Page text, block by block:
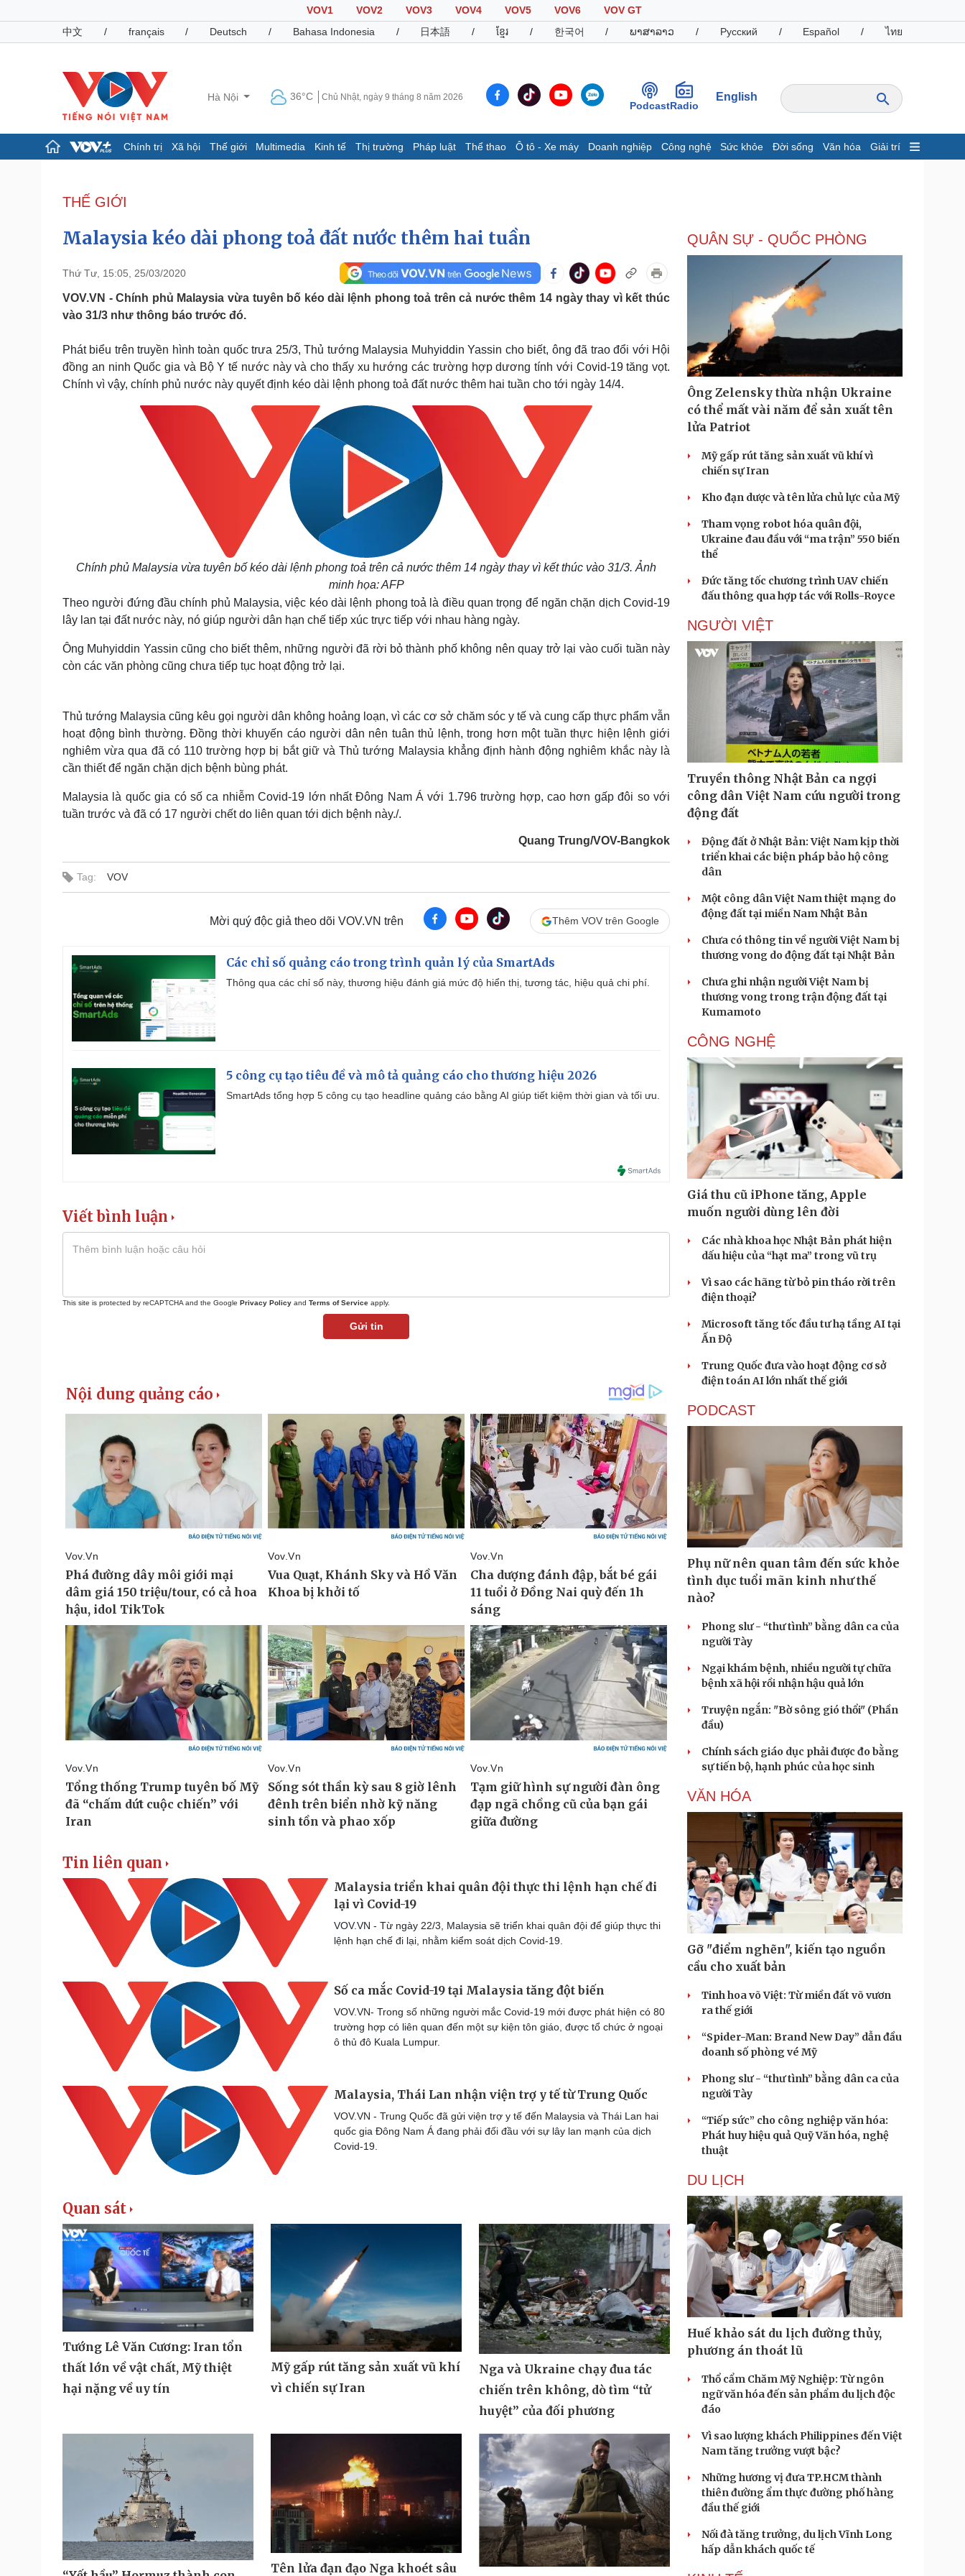
VOV1 VOV2 VOV3 VOV4 VOV5 VOV6
VOV GT
中文
/ français / Deutsch / Bahasa Indonesia / 日本語 / ខ្មែរ / 한국어 / ພາສາລາວ / Русский / Español / ไทย
Hà Nội 36°C Chủ Nhật, ngày 9 tháng 8 năm 2026
PodcastRadio
English
Chính trị Xã hội Thế giới Multimedia Kinh tế Thị trường Pháp luật Thể thao Ô tô - Xe máy Doanh nghiệp Công nghệ Sức khỏe Đời sống Văn hóa Giải trí
Đảng
Tổ chức nhân sự
Nhận diện sự thật
Dấu ấn VOV
E-Magazine
Infographic
Chứng khoán
Giá cà phê
Pháp luật
Vụ án
Tư vấn luật
Quân sự - Quốc phòng
Vũ khí
Phân tích
Thể thao
Thế giới thể thao
eSports
Hậu trường
Ô tô - Xe máy
Tư vấn
Doanh nghiệp
Thông tin doanh nghiệp
Doanh nhân
Vì cộng đồng
Công nghệ
Sành điệu
Chuyển đổi số
Dinh dưỡng - món ngon
Nhà đẹp
Blog
Tình yêu - Gia đình
Sân khấu - Điện ảnh
Âm nhạc
Di sản
Nghệ sĩ
Thời trang
Sao Việt
Podcast
Cửa sổ tình yêu
Kể chuyện cho bé
THẾ GIỚI
Malaysia kéo dài phong toả đất nước thêm hai tuần
Thứ Tư, 15:05, 25/03/2020
VOV.VN - Chính phủ Malaysia vừa tuyên bố kéo dài lệnh phong toả trên cả nước thêm 14 ngày thay vì kết thúc
vào 31/3 như thông báo trước đó.
Phát biểu trên truyền hình toàn quốc trưa 25/3, Thủ tướng Malaysia Muhyiddin Yassin cho biết, ông đã trao đổi với Hội
đồng an ninh Quốc gia và Bộ Y tế nước này và cho thấy xu hướng các trường hợp dương tính với Covid-19 tăng vọt.
Chính vì vậy, chính phủ nước này quyết định kéo dài lệnh phong toả đất nước thêm hai tuần cho tới ngày 14/4.
Chính phủ Malaysia vừa tuyên bố kéo dài lệnh phong toả trên cả nước thêm 14 ngày thay vì kết thúc vào 31/3. Ảnh
minh họa: AFP
Theo người đứng đầu chính phủ Malaysia, việc kéo dài lệnh phong toả là điều quan trọng để ngăn chặn dịch Covid-19
lây lan tại đất nước này, nó giúp người dân hạn chế tiếp xúc trực tiếp với nhau hàng ngày.
Ông Muhyiddin Yassin cũng cho biết thêm, những người đã rời bỏ thành phố không nên quay trở lại vào cuối tuần này
còn các văn phòng cũng chưa tiếp tục hoạt động trở lại.
Thủ tướng Malaysia cũng kêu gọi người dân không hoảng loạn, vì các cơ sở chăm sóc y tế và cung cấp thực phẩm vẫn
hoạt động bình thường. Đồng thời khuyến cáo người dân nên tuân thủ lệnh, trong hơn một tuần thực hiện lệnh giới
nghiêm vừa qua đã có 110 trường hợp bị bắt giữ và Thủ tướng Malaysia khẳng định hành động nghiêm khắc này là
cần thiết để ngăn chặn dịch bệnh bùng phát.
Malaysia là quốc gia có số ca nhiễm Covid-19 lớn nhất Đông Nam Á với 1.796 trường hợp, cao hơn gấp đôi so với
tuần trước và đã có 17 người chết do liên quan tới dịch bệnh này./.
Quang Trung/VOV-Bangkok
Tag: VOV
Mời quý độc giả theo dõi VOV.VN trên Thêm VOV trên Google
Các chỉ số quảng cáo trong trình quản lý của SmartAds
Thông qua các chỉ số này, thương hiệu đánh giá mức độ hiển thị, tương tác, hiệu quả chi phí.
5 công cụ tạo tiêu đề và mô tả quảng cáo cho thương hiệu 2026
SmartAds tổng hợp 5 công cụ tạo headline quảng cáo bằng AI giúp tiết kiệm thời gian và tối ưu.
Viết bình luận
This site is protected by reCAPTCHA and the Google Privacy Policy and Terms of Service apply.
Gửi tin
Tin liên quan
Malaysia triển khai quân đội thực thi lệnh hạn chế đi
lại vì Covid-19
VOV.VN - Từ ngày 22/3, Malaysia sẽ triển khai quân đội để giúp thực thi
lệnh hạn chế đi lại, nhằm kiểm soát dịch Covid-19.
Số ca mắc Covid-19 tại Malaysia tăng đột biến
VOV.VN- Trong số những người mắc Covid-19 mới được phát hiện có 80
trường hợp có liên quan đến một sự kiện tôn giáo, được tổ chức ở ngoại
ô thủ đô Kuala Lumpur.
Malaysia, Thái Lan nhận viện trợ y tế từ Trung Quốc
VOV.VN - Trung Quốc đã gửi viện trợ y tế đến Malaysia và Thái Lan hai
quốc gia Đông Nam Á đang phải đối đầu với sự lây lan mạnh của dịch
Covid-19.
Quan sát
Tướng Lê Văn Cương: Iran tổn
thất lớn về vật chất, Mỹ thiệt
hại nặng về uy tín
Mỹ gấp rút tăng sản xuất vũ khí
vì chiến sự Iran
Nga và Ukraine chạy đua tác
chiến trên không, dò tìm “tử
huyệt” của đối phương
Tên lửa đạn đạo Nga khoét sâu
QUÂN SỰ - QUỐC PHÒNG
Ông Zelensky thừa nhận Ukraine
có thể mất vài năm để sản xuất tên
lửa Patriot
Mỹ gấp rút tăng sản xuất vũ khí vì
chiến sự Iran
Kho đạn dược và tên lửa chủ lực của Mỹ
Tham vọng robot hóa quân đội,
Ukraine đau đầu với “ma trận” 550 biến
thể
Đức tăng tốc chương trình UAV chiến
đấu thông qua hợp tác với Rolls-Royce
NGƯỜI VIỆT
Truyền thông Nhật Bản ca ngợi
công dân Việt Nam cứu người trong
động đất
Động đất ở Nhật Bản: Việt Nam kịp thời
triển khai các biện pháp bảo hộ công
dân
Một công dân Việt Nam thiệt mạng do
động đất tại miền Nam Nhật Bản
Chưa có thông tin về người Việt Nam bị
thương vong do động đất tại Nhật Bản
Chưa ghi nhận người Việt Nam bị
thương vong trong trận động đất tại
Kumamoto
CÔNG NGHỆ
Giá thu cũ iPhone tăng, Apple
muốn người dùng lên đời
Các nhà khoa học Nhật Bản phát hiện
dấu hiệu của “hạt ma” trong vũ trụ
Vì sao các hãng từ bỏ pin tháo rời trên
điện thoại?
Microsoft tăng tốc đầu tư hạ tầng AI tại
Ấn Độ
Trung Quốc đưa vào hoạt động cơ sở
điện toán AI lớn nhất thế giới
PODCAST
Phụ nữ nên quan tâm đến sức khỏe
tình dục tuổi mãn kinh như thế
nào?
Phong slư - “thư tình” bằng dân ca của
người Tày
Ngại khám bệnh, nhiều người tự chữa
bệnh xã hội rồi nhận hậu quả lớn
Truyện ngắn: "Bờ sông gió thổi" (Phần
đầu)
Chính sách giáo dục phải được đo bằng
sự tiến bộ, hạnh phúc của học sinh
VĂN HÓA
Gỡ "điểm nghẽn", kiến tạo nguồn
cầu cho xuất bản
Tinh hoa võ Việt: Từ miền đất võ vươn
ra thế giới
“Spider-Man: Brand New Day” dẫn đầu
doanh số phòng vé Mỹ
Phong slư - “thư tình” bằng dân ca của
người Tày
“Tiếp sức” cho công nghiệp văn hóa:
Phát huy hiệu quả Quỹ Văn hóa, nghệ
thuật
DU LỊCH
Huế khảo sát du lịch đường thủy,
phương án thoát lũ
Thổ cẩm Chăm Mỹ Nghiệp: Từ ngôn
ngữ văn hóa đến sản phẩm du lịch độc
đáo
Vì sao lượng khách Philippines đến Việt
Nam tăng trưởng vượt bậc?
Những hương vị đưa TP.HCM thành
thiên đường ẩm thực đường phố hàng
đầu thế giới
Nối đà tăng trưởng, du lịch Vĩnh Long
hấp dẫn khách quốc tế